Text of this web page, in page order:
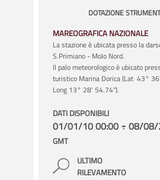
DOTAZIONE
MAREOGRAFICA NAZIONALE
La stazione è ubicata presso la
S.Primiano - Molo Nord.
Il palo meteorologico è ubicato
turistico Marina Dorica (Lat 43°
Long 13° 28' 54.74").
DATI DISPONIBILI
01/01/10 00:00 ÷ 08/08/
GMT
ULTIMO
RILEVAMENTO